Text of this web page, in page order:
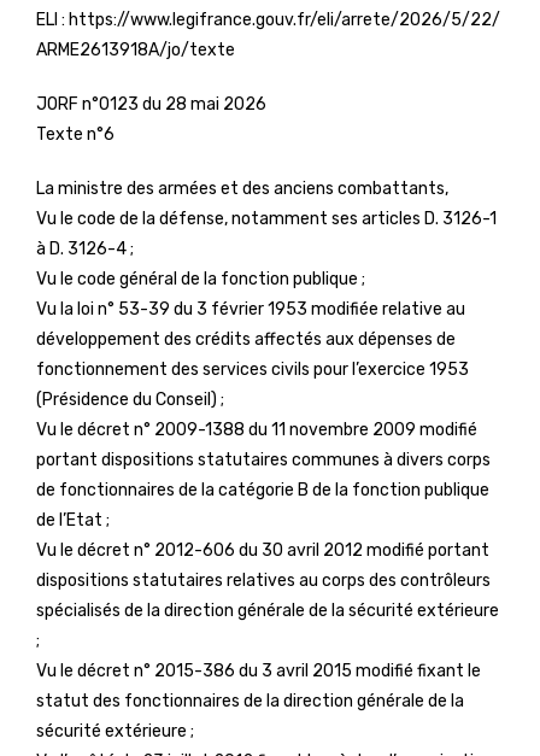
ELI : https://www.legifrance.gouv.fr/eli/arrete/2026/5/22/
ARME2613918A/jo/texte
JORF n°0123 du 28 mai 2026
Texte n°6
La ministre des armées et des anciens combattants,
Vu le code de la défense, notamment ses articles D. 3126-1
à D. 3126-4 ;
Vu le code général de la fonction publique ;
Vu la loi n° 53-39 du 3 février 1953 modifiée relative au
développement des crédits affectés aux dépenses de
fonctionnement des services civils pour l’exercice 1953
(Présidence du Conseil) ;
Vu le décret n° 2009-1388 du 11 novembre 2009 modifié
portant dispositions statutaires communes à divers corps
de fonctionnaires de la catégorie B de la fonction publique
de l’Etat ;
Vu le décret n° 2012-606 du 30 avril 2012 modifié portant
dispositions statutaires relatives au corps des contrôleurs
spécialisés de la direction générale de la sécurité extérieure
;
Vu le décret n° 2015-386 du 3 avril 2015 modifié fixant le
statut des fonctionnaires de la direction générale de la
sécurité extérieure ;